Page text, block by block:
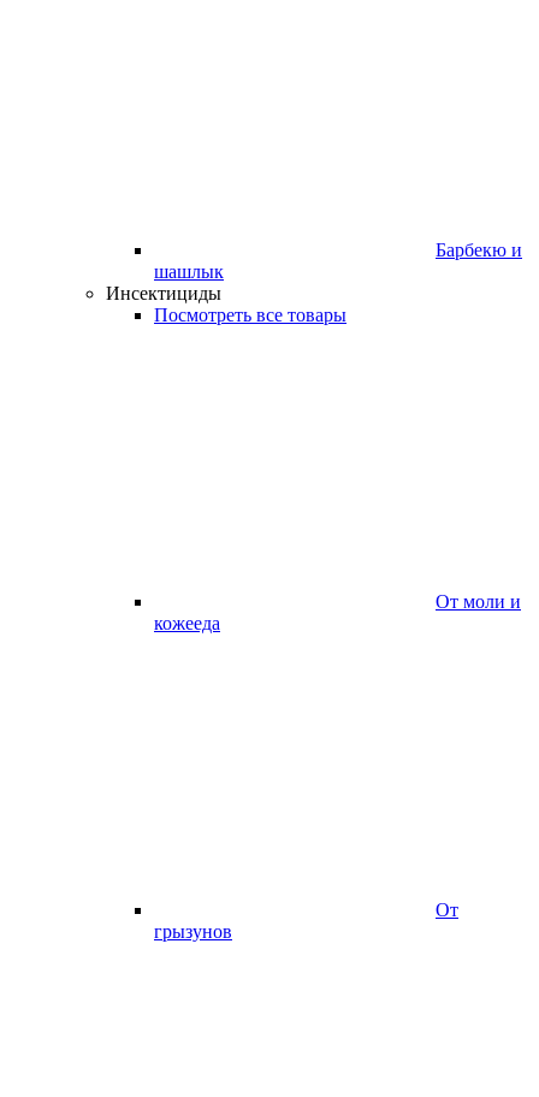
Барбекю и
шашлык
Инсектициды
Посмотреть все товары
От моли и
кожееда
От
грызунов